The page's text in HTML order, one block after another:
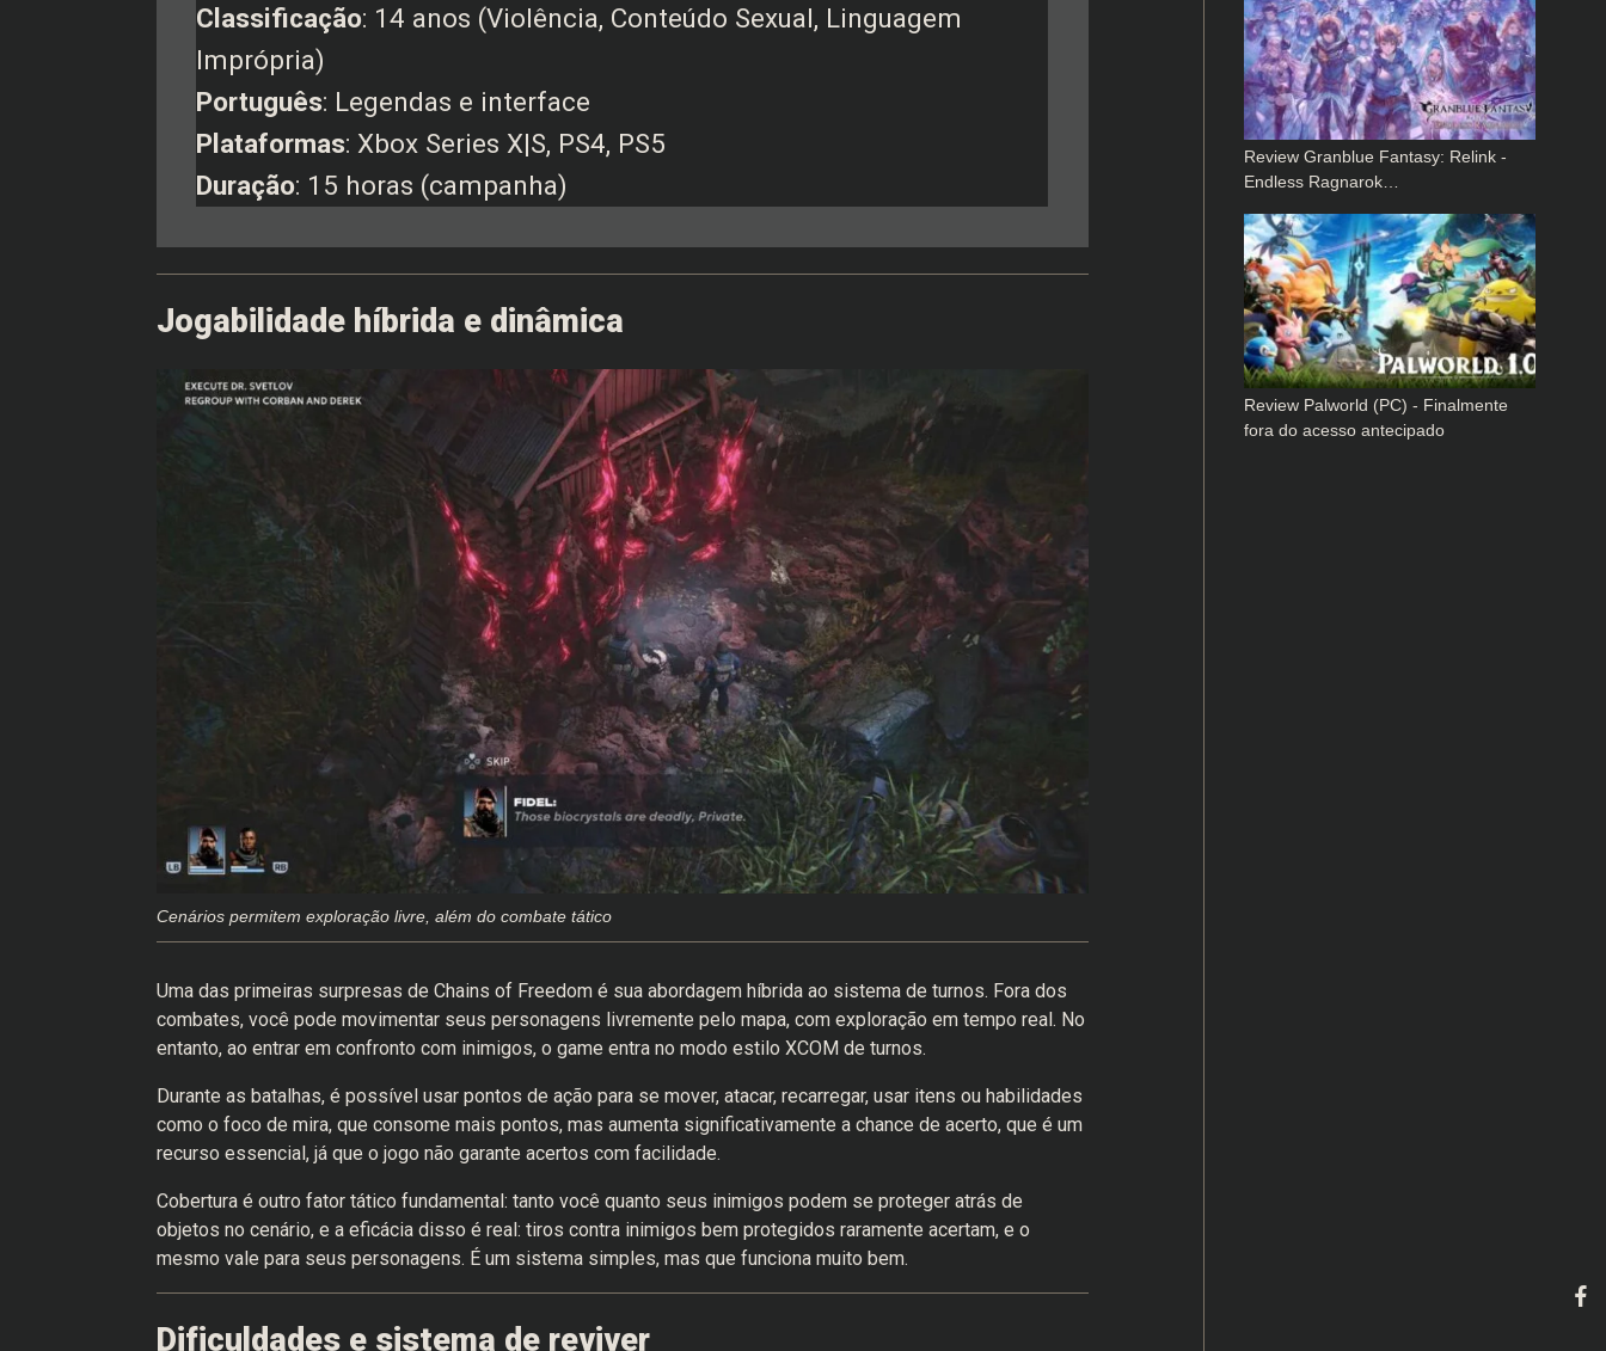
Classificação: 14 anos (Violência, Conteúdo Sexual, Linguagem
Imprópria)
Português: Legendas e interface
Plataformas: Xbox Series X|S, PS4, PS5
Duração: 15 horas (campanha)
Jogabilidade híbrida e dinâmica
Cenários permitem exploração livre, além do combate tático
Uma das primeiras surpresas de Chains of Freedom é sua abordagem híbrida ao sistema de turnos. Fora dos
combates, você pode movimentar seus personagens livremente pelo mapa, com exploração em tempo real. No
entanto, ao entrar em confronto com inimigos, o game entra no modo estilo XCOM de turnos.
Durante as batalhas, é possível usar pontos de ação para se mover, atacar, recarregar, usar itens ou habilidades
como o foco de mira, que consome mais pontos, mas aumenta significativamente a chance de acerto, que é um
recurso essencial, já que o jogo não garante acertos com facilidade.
Cobertura é outro fator tático fundamental: tanto você quanto seus inimigos podem se proteger atrás de
objetos no cenário, e a eficácia disso é real: tiros contra inimigos bem protegidos raramente acertam, e o
mesmo vale para seus personagens. É um sistema simples, mas que funciona muito bem.
Dificuldades e sistema de reviver
Review Granblue Fantasy: Relink -
Endless Ragnarok…
Review Palworld (PC) - Finalmente
fora do acesso antecipado